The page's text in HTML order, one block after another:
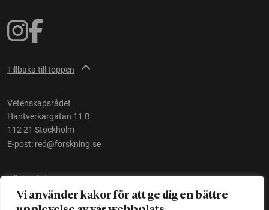
Vi använder kakor för att ge dig en bättre
Tillbaka till toppen
Vetenskapsrådet
Hantverkargatan 11 B
112 21 Stockholm
E-post: red@forskning.se
Tillgänglighet